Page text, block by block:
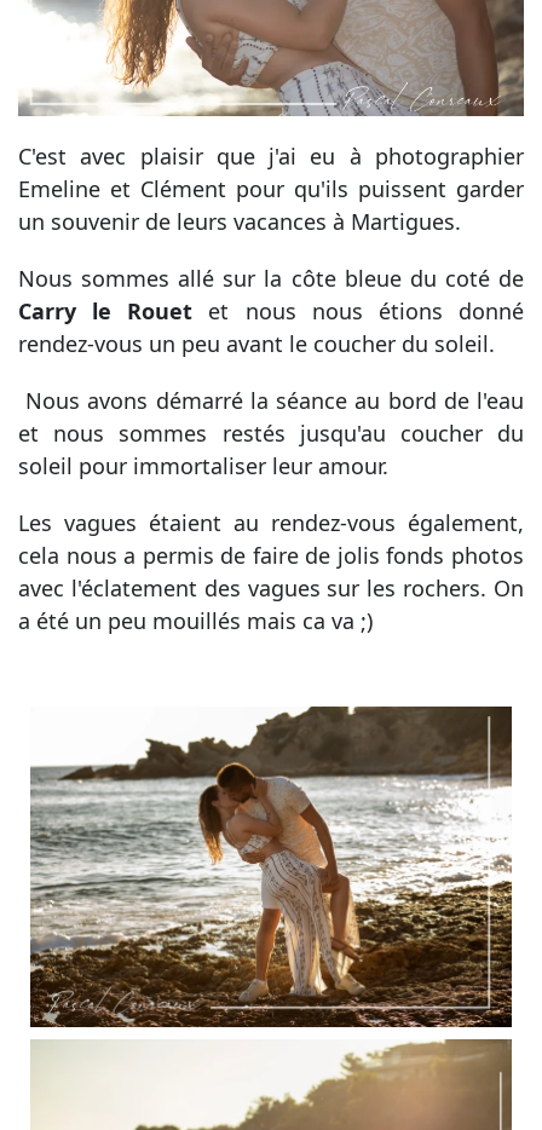
C'est avec plaisir que j'ai eu à photographier
Emeline et Clément pour qu'ils puissent garder
un souvenir de leurs vacances à Martigues.
Nous sommes allé sur la côte bleue du coté de
Carry le Rouet et nous nous étions donné
rendez-vous un peu avant le coucher du soleil.
Nous avons démarré la séance au bord de l'eau
et nous sommes restés jusqu'au coucher du
soleil pour immortaliser leur amour.
Les vagues étaient au rendez-vous également,
cela nous a permis de faire de jolis fonds photos
avec l'éclatement des vagues sur les rochers. On
a été un peu mouillés mais ca va ;)